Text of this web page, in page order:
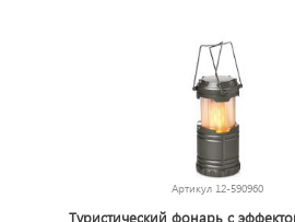
Артикул 12-590960
Туристический фонарь с